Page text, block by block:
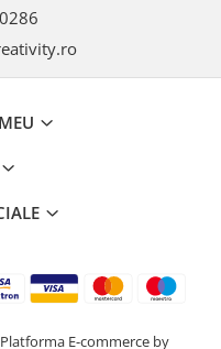
Platforma E-commerce by